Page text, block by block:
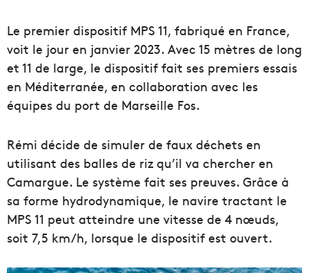
Le premier dispositif MPS 11, fabriqué en France,
voit le jour en janvier 2023. Avec 15 mètres de long
et 11 de large, le dispositif fait ses premiers essais
en Méditerranée, en collaboration avec les
équipes du port de Marseille Fos.
Rémi décide de simuler de faux déchets en
utilisant des balles de riz qu’il va chercher en
Camargue. Le système fait ses preuves. Grâce à
sa forme hydrodynamique, le navire tractant le
MPS 11 peut atteindre une vitesse de 4 nœuds,
soit 7,5 km/h, lorsque le dispositif est ouvert.